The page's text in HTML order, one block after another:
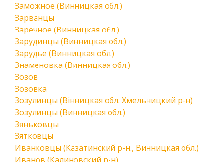
Заможное (Винницкая обл.)
Зарванцы
Заречное (Винницкая обл.)
Зарудинцы (Винницкая обл.)
Зарудье (Винницкая обл.)
Знаменовка (Винницкая обл.)
Зозов
Зозовка
Зозулинцы (Вінницкая обл. Хмельницкий р-н)
Зозулинцы (Винницкая обл.)
Зяньковцы
Зятковцы
Иванковцы (Казатинский р-н., Винницкая обл.)
Иванов (Калиновский р-н)